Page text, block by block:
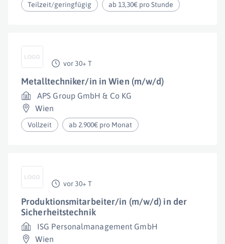
Teilzeit/geringfügig ab 13,30€ pro Stunde
vor 30+ T
Metalltechniker/in in Wien (m/w/d)
APS Group GmbH & Co KG
Wien
Vollzeit ab 2.900€ pro Monat
vor 30+ T
Produktionsmitarbeiter/in (m/w/d) in der
Sicherheitstechnik
ISG Personalmanagement GmbH
Wien